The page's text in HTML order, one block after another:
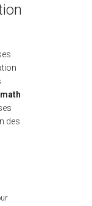
des